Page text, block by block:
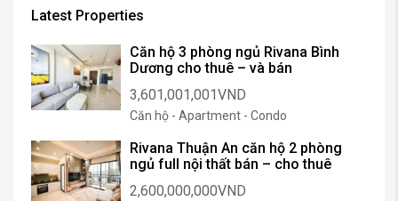
Latest Properties
Căn hộ 3 phòng ngủ Rivana Bình
Dương cho thuê – và bán
3,601,001,001VND
Căn hộ - Apartment - Condo
Rivana Thuận An căn hộ 2 phòng
ngủ full nội thất bán – cho thuê
2,600,000,000VND